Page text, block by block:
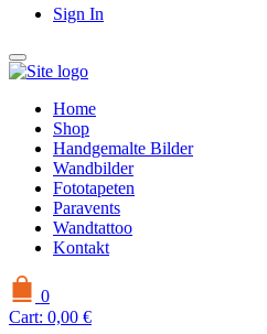
Sign In
Home
Shop
Handgemalte Bilder
Wandbilder
Fototapeten
Paravents
Wandtattoo
Kontakt
0
Cart: 0,00 €